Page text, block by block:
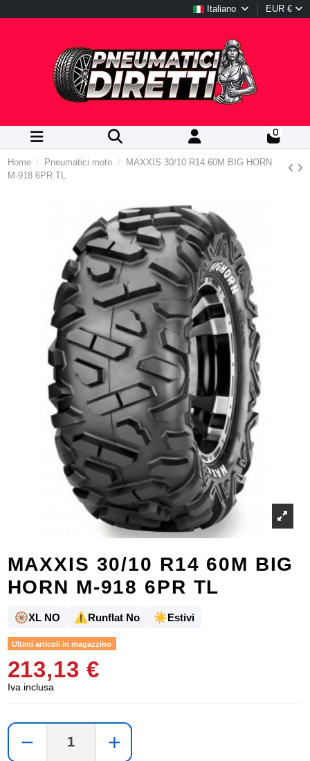
Italiano EUR €
0
Home Pneumatici moto
MAXXIS 30/10 R14 60M BIG HORN
M-918 6PR TL
MAXXIS 30/10 R14 60M BIG
HORN M-918 6PR TL
🛞XL NO ⚠️Runflat No ☀️Estivi
Ultimi articoli in magazzino
213,13 €
Iva inclusa
− +